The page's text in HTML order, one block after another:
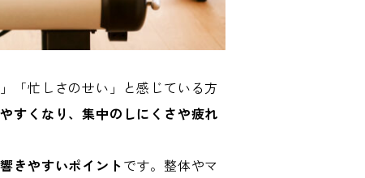
「忙しさのせい」と感じている方
すくなり、集中のしにくさや疲れ
きやすいポイントです。整体やマ